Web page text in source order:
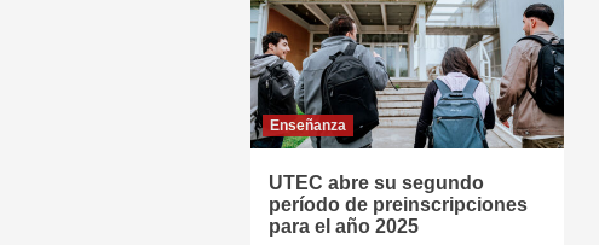
Enseñanza
UTEC abre su segundo
período de preinscripciones
para el año 2025